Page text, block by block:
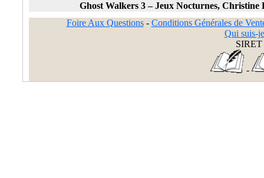
Ghost Walkers 3 – Jeux Nocturnes, Christine
Foire Aux Questions- Conditions Générales de
Qui suis-
SIRET
-